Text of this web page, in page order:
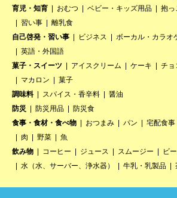
育児・知育
おむつ ベビー・キッズ用品 抱っ
習い事
離乳食
自己啓発・習い事
ビジネス ボーカル・カラオ
英語・外国語
菓子・スイーツ
アイスクリーム ケーキ チョ
マカロン
菓子
調味料
スパイス・香辛料
醤油
防災
防災用品
防災食
食事・食材・食べ物
おつまみ パン 宅配食事
肉
野菜
魚
飲み物
コーヒー ジュース スムージー ビ
水（水、サーバー、浄水器）
牛乳・乳製品